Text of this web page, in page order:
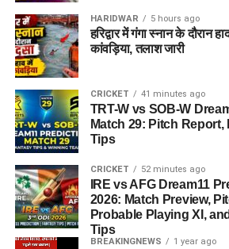
HARIDWAR 5 hours ago
हरिद्वार में गंगा स्नान के दौरान
कांवड़िया, तलाश जारी
CRICKET 41 minutes ago
TRT-W vs SOB-W
Match 29: Pitch Report,
Tips
CRICKET 52 minutes ago
IRE vs AFG Dream11
2026: Match Preview,
Probable Playing XI,
Tips
BREAKINGNEWS 1 year ago